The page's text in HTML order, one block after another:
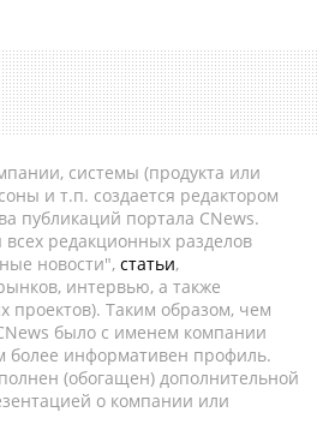
системы (продукта или
и т.п. создается редактором
публикаций портала CNews.
редакционных разделов
новости", статьи,
интервью, а также
проектов). Таким образом, чем
было с именем компании
более информативен профиль.
(обогащен) дополнительной
о компании или